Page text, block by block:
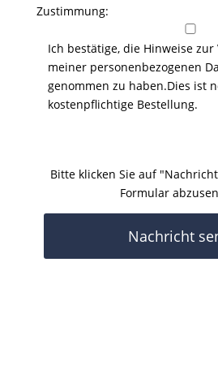
Zustimmung:
Ich bestätige, die Hinweise
meiner personenbezogenen
genommen zu haben.Dies ist
kostenpflichtige Bestellung.
dieses
Bitte klicken Sie auf
Formular